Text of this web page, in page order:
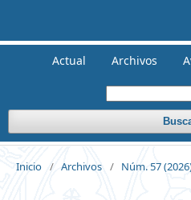
Actual Archivos
Inicio / Archivos / Núm. 57